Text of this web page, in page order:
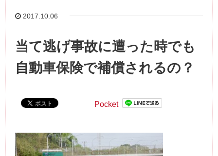
2017.10.06
当て逃げ事故に遭った時でも
自動車保険で補償されるの？
Pocket